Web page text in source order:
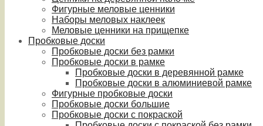
Фигурные меловые ценники
Наборы меловых наклеек
Меловые ценники на прищепке
Пробковые доски
Пробковые доски без рамки
Пробковые доски в рамке
Пробковые доски в деревянной рамке
Пробковые доски в алюминиевой рамке
Фигурные пробковые доски
Пробковые доски большие
Пробковые доски с покраской